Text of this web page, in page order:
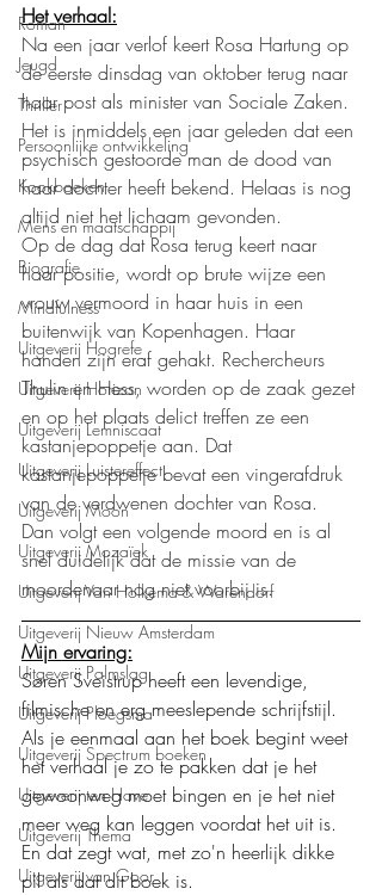
Roman
Jeugd
Thriller
Persoonlijke ontwikkeling
Kookboeken
Mens en maatschappij
Biografie
Mindfulness
Uitgeverij Hogrefe
Uitgeverij Horizon
Uitgeverij Lemniscaat
Uitgeverij Luistereffect
Uitgeverij Moon
Uitgeverij Mozaïek
Uitgeverij Van Holkema & Warendorf
Uitgeverij Nieuw Amsterdam
Uitgeverij Palmslag
Uitgeverij Ploegsma
Uitgeverij Spectrum boeken
Uitgeverij ten Have
Uitgeverij Thema
Uitgeverij van Goor
Het verhaal:
Na een jaar verlof keert Rosa Hartung op
de eerste dinsdag van oktober terug naar
haar post als minister van Sociale Zaken.
Het is inmiddels een jaar geleden dat een
psychisch gestoorde man de dood van
haar dochter heeft bekend. Helaas is nog
altijd niet het lichaam gevonden.
Op de dag dat Rosa terug keert naar
haar positie, wordt op brute wijze een
vrouw vermoord in haar huis in een
buitenwijk van Kopenhagen. Haar
handen zijn eraf gehakt. Rechercheurs
Thulin en Hess, worden op de zaak gezet
en op het plaats delict treffen ze een
kastanjepoppetje aan. Dat
kastanjepoppetje bevat een vingerafdruk
van de verdwenen dochter van Rosa.
Dan volgt een volgende moord en is al
snel duidelijk dat de missie van de
moordenaar nog niet voorbij is.
Mijn ervaring:
Søren Sveistrup heeft een levendige,
filmische en erg meeslepende schrijfstijl.
Als je eenmaal aan het boek begint weet
het verhaal je zo te pakken dat je het
gewoonweg moet bingen en je het niet
meer weg kan leggen voordat het uit is.
En dat zegt wat, met zo'n heerlijk dikke
pil als dat dit boek is.